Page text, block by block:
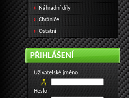
Náhradní díly
Chrániče
Ostatní
PŘIHLÁŠENÍ
Uživatelské jméno
Heslo